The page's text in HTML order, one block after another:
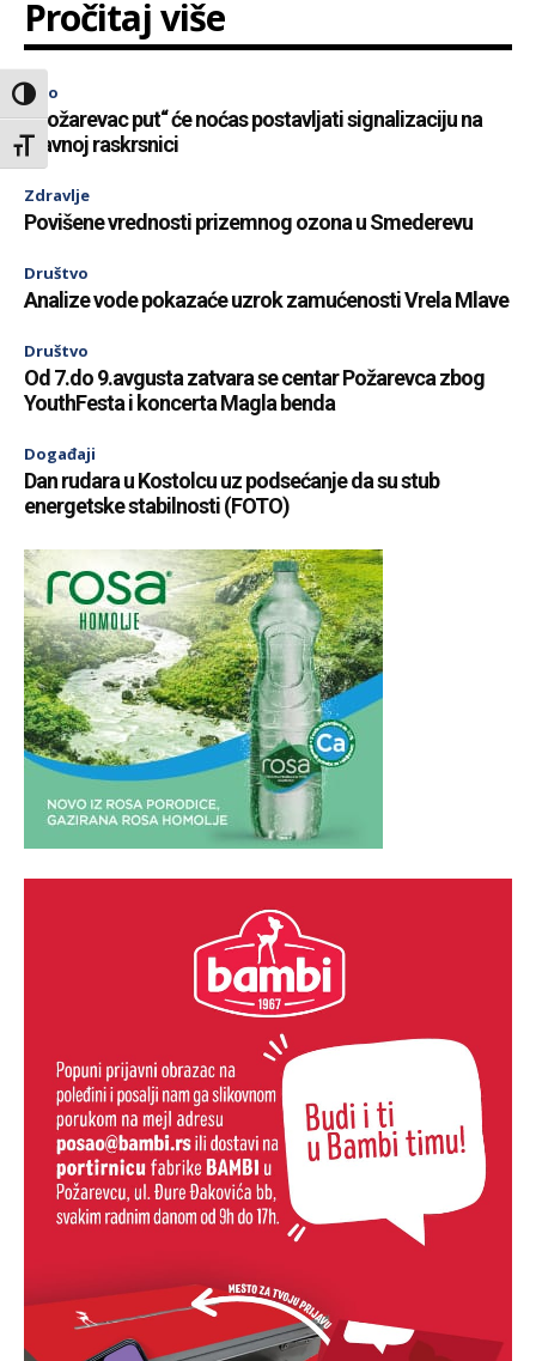
Toggle High Contrast
Toggle Font size
Pročitaj više
Info
„ Požarevac put“ će noćas postavljati signalizaciju na
glavnoj raskrsnici
Zdravlje
Povišene vrednosti prizemnog ozona u Smederevu
Društvo
Analize vode pokazaće uzrok zamućenosti Vrela Mlave
Društvo
Od 7.do 9.avgusta zatvara se centar Požarevca zbog
YouthFesta i koncerta Magla benda
Događaji
Dan rudara u Kostolcu uz podsećanje da su stub
energetske stabilnosti (FOTO)